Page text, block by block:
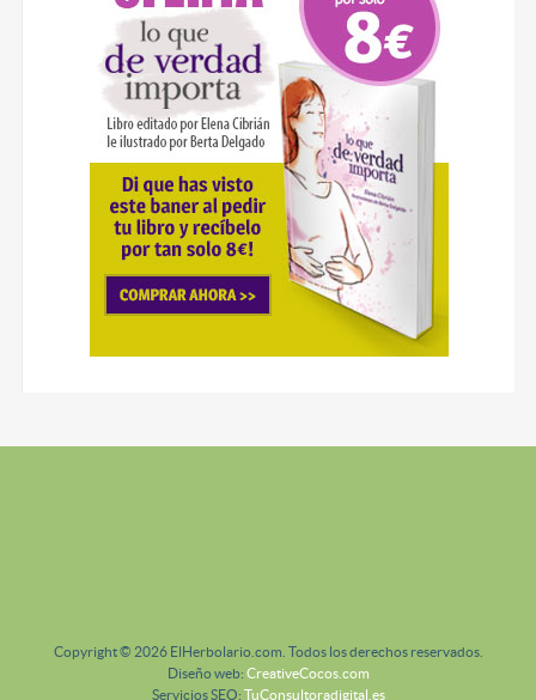
Copyright © 2026 ElHerbolario.com. Todos los derechos reservados.
Diseño web: CreativeCocos.com
Servicios SEO: TuConsultoradigital.es